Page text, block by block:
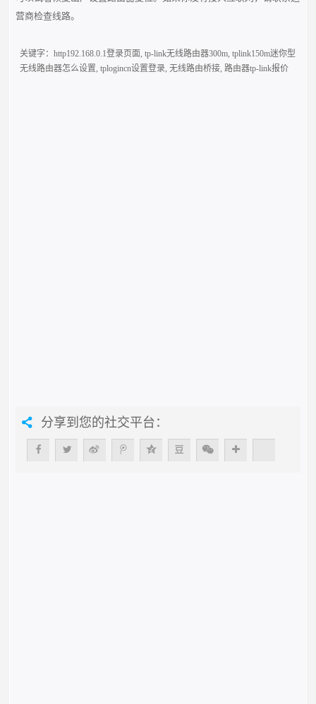
营商检查线路。
关键字：http192.168.0.1登录页面,tp-link无线路由器300m,tplink150m迷你型
无线路由器怎么设置,tplogincn设置登录,无线路由桥接,路由器tp-link报价
分享到您的社交平台：